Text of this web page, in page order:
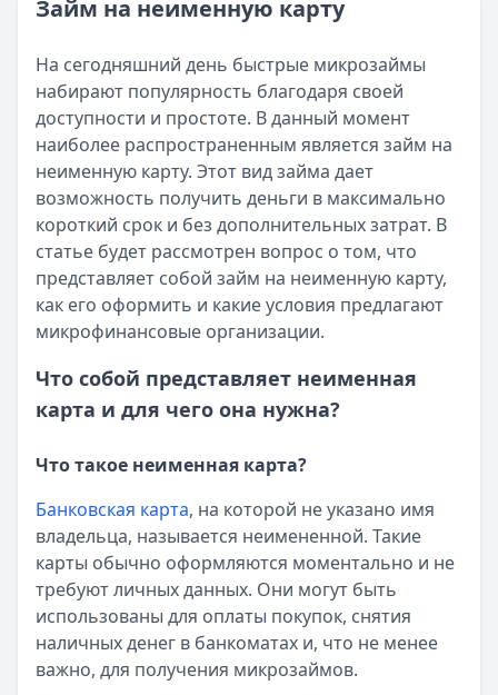
Все статьи
Возврат переплаты в «Займере»: актуальная
Опубликовано:5 декабря 2025 г.
Категория:МФО
Читать новость
Срочный микрозайм 15 000 ₽ на карту: свежая
Кратко:Нужны 15 000 рублей на карту прямо сегодня?
Опубликовано:5 декабря 2025 г.
Категория:МФО
Читать новость
Рекордный рост доли клиентов МФО с iPhone: что
Кратко: В III квартале 2025 года владельцы iPhone
Опубликовано:5 декабря 2025 г.
Читать новость
57 сервисов микрозаймов через Госуслуги: где
Опубликовано:23 ноября 2025 г.
Читать новость
Смс о «одобренном займе» от Bigmani Ru: как
Кратко:Пришло СМС об одобрении займа от Bigmani
Опубликовано: 23 ноября 2025 г.
Категория:МФО
Читать новость
Все новости
Займ на неименную карту
На сегодняшний день быстрые микрозаймы
набирают популярность благодаря своей
доступности и простоте. В данный момент
наиболее распространенным является займ на
неименную карту. Этот вид займа дает
возможность получить деньги в максимально
короткий срок и без дополнительных затрат. В
статье будет рассмотрен вопрос о том, что
представляет собой займ на неименную карту,
как его оформить и какие условия предлагают
микрофинансовые организации.
Что собой представляет неименная
карта и для чего она нужна?
Что такое неименная карта?
Банковская карта, на которой не указано имя
владельца, называется неимененной. Такие
карты обычно оформляются моментально и не
требуют личных данных. Они могут быть
использованы для оплаты покупок, снятия
наличных денег в банкоматах и, что не менее
важно, для получения микрозаймов.